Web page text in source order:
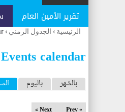
تقرير الأمين العام
أنت
هنا
الرئيسية › الجدول الزمني ›
Events calendar
ا
ل
بالشهر باليوم